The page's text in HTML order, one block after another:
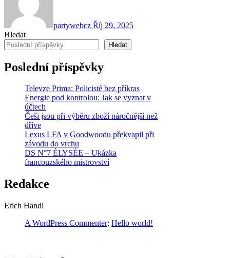
partywebcz Říj 29, 2025
Hledat
Hledat
Poslední příspěvky
Televze Prima: Policisté bez příkras
Energie pod kontrolou: Jak se vyznat v
účtech
Češi jsou při výběru zboží náročnější než
dříve
Lexus LFA v Goodwoodu překvapil při
závodu do vrchu
DS N°7 ÉLYSÉE – Ukázka
francouzského mistrovství
Redakce
Erich Handl
A WordPress Commenter: Hello world!